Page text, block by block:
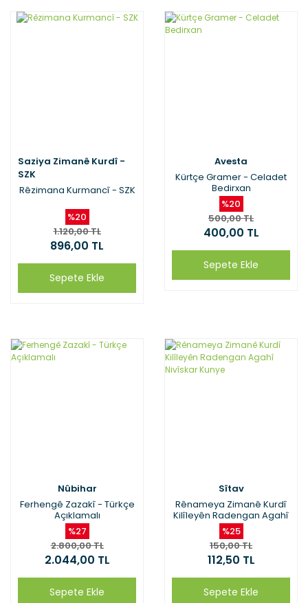
Saziya Zimanê Kurdî -
SZK
Rêzimana Kurmancî - SZK
%20
1.120,00 TL
896,00 TL
Sepete Ekle
Avesta
‪Kürtçe Gramer - Celadet
Bedirxan
%20
500,00 TL
400,00 TL
Sepete Ekle
Nûbihar
Ferhengê Zazakî - Türkçe
Açıklamalı
%27
2.800,00 TL
2.044,00 TL
Sepete Ekle
Sîtav
Rênameya Zimanê Kurdî
Kilîleyên Radengan Agahî
Nivîskar Kunye
%25
150,00 TL
112,50 TL
Sepete Ekle